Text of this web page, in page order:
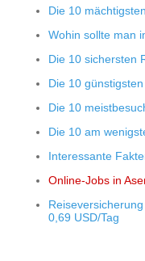
Die 10
Wohin sollte man
Die 10 sichersten
Die 10
Die 10
Die 10 am
Interessante
Online-Jobs in
0,69 USD/Tag